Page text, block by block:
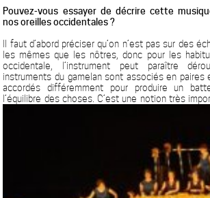
Pouvez-vous essayer de décrire cette
nos oreilles occidentales ?
Il faut d’abord préciser qu’on n’est pas sur des
les mêmes que les nôtres, donc pour les
occidentale, l’instrument peut paraître
instruments du gamelan sont associés en
accordés différemment pour produire un
l’équilibre des choses. C’est une notion très